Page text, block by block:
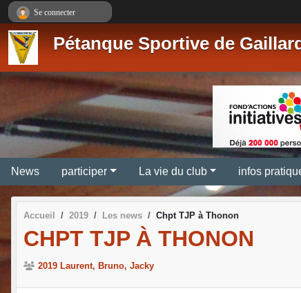
Pétanque Sportive de
News participer La vie du club infos
Accueil 2019 Les news Chpt TJP à Thonon
CHPT TJP À THONON
2019 Laurent, Bruno, Jacky
Se connecter
Panneau de gestion des cookies